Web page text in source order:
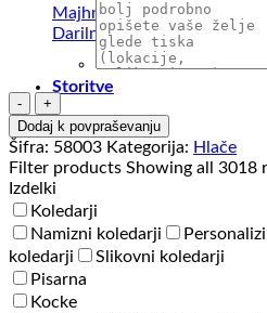
Majhna darila
Darilni kompleti
Storitve
Športne
hlače
Explode
Sporty
količina
Dodaj k povpraševanju
Šifra: 58003 Kategorija: Hlače
Filter products Showing all 3018
Izdelki
Koledarji
Namizni koledarji
koledarji
Slikovni koledarji
Pisarna
Kocke